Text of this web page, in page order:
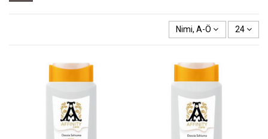
Nimi, A-Ö 24